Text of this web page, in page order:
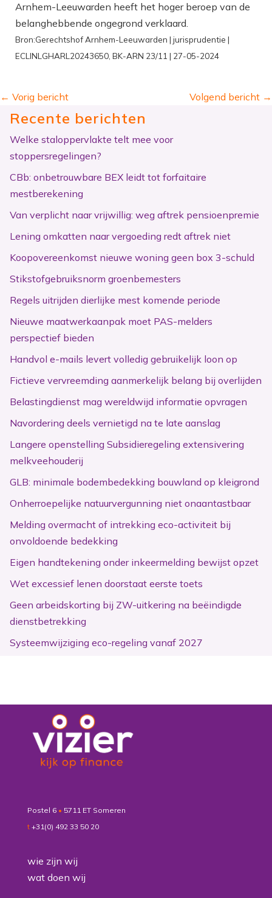
Arnhem-Leeuwarden heeft het hoger beroep van de
belanghebbende ongegrond verklaard.
Bron:Gerechtshof Arnhem-Leeuwarden | jurisprudentie |
ECLINLGHARL20243650, BK-ARN 23/11 | 27-05-2024
← Vorig bericht Volgend bericht →
Recente berichten
Welke staloppervlakte telt mee voor
stoppersregelingen?
CBb: onbetrouwbare BEX leidt tot forfaitaire
mestberekening
Van verplicht naar vrijwillig: weg aftrek pensioenpremie
Lening omkatten naar vergoeding redt aftrek niet
Koopovereenkomst nieuwe woning geen box 3-schuld
Stikstofgebruiksnorm groenbemesters
Regels uitrijden dierlijke mest komende periode
Nieuwe maatwerkaanpak moet PAS-melders
perspectief bieden
Handvol e-mails levert volledig gebruikelijk loon op
Fictieve vervreemding aanmerkelijk belang bij overlijden
Belastingdienst mag wereldwijd informatie opvragen
Navordering deels vernietigd na te late aanslag
Langere openstelling Subsidieregeling extensivering
melkveehouderij
GLB: minimale bodembedekking bouwland op kleigrond
Onherroepelijke natuurvergunning niet onaantastbaar
Melding overmacht of intrekking eco-activiteit bij
onvoldoende bedekking
Eigen handtekening onder inkeermelding bewijst opzet
Wet excessief lenen doorstaat eerste toets
Geen arbeidskorting bij ZW-uitkering na beëindigde
dienstbetrekking
Systeemwijziging eco-regeling vanaf 2027
Postel 6 • 5711 ET Someren
t +31(0) 492 33 50 20
wie zijn wij
wat doen wij